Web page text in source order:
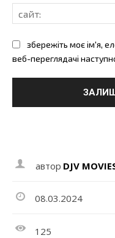
збережіть моє ім'я,
веб-переглядачі
автор DJV
08.03.2024
125